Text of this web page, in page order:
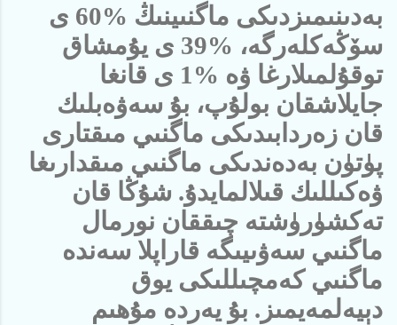
بەدىنىمىزدىكى ماگنىينىڭ %60 ى
سۆڭەكلەرگە، %39 ى يۇمشاق
توقۇلمىلارغا ۋە %1 ى قانغا
جايلاشقان بولۇپ، بۇ سەۋەبلىك
قان زەردابىدىكى ماگنىي مىقتارى
پۈتۈن بەدەندىكى ماگنىي مىقدارىغا
ۋەكىللىك قىلالمايدۇ. شۇڭا قان
تەكشۈرۈشتە چىققان نورمال
ماگنىي سەۋىيىگە قاراپلا سەندە
ماگنىي كەمچىللىكى يوق
دېيەلمەيمىز. بۇ يەردە مۇھىم